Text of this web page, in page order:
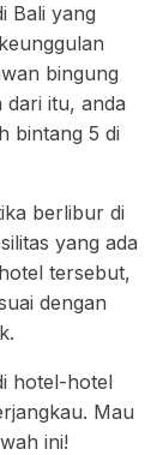
Bali yang
bingung
itu, anda
bintang 5 di
berlibur di
yang ada
tersebut,
dengan
hotel-hotel
Mau
ini!